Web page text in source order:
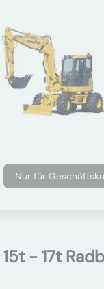
Nur für
15t - 17t